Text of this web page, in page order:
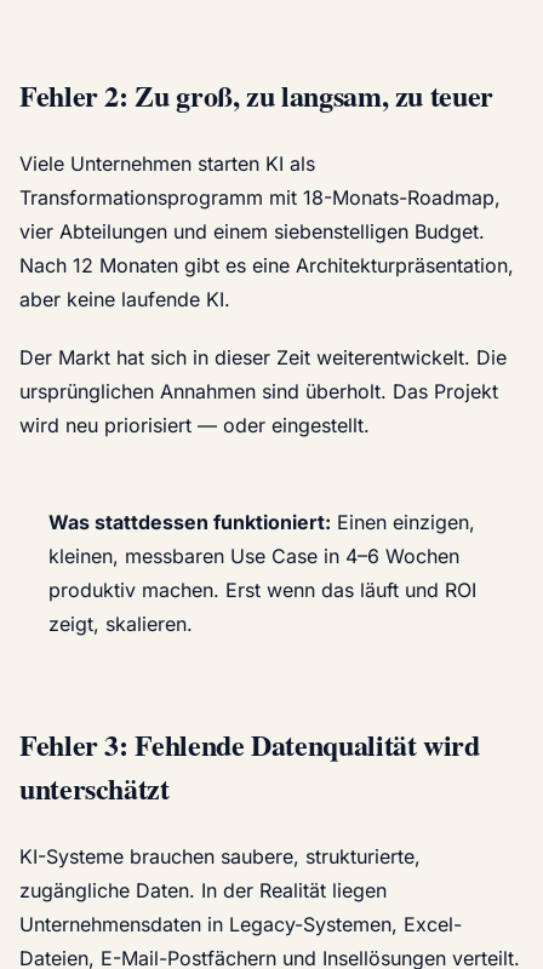
Fehler 2: Zu groß, zu langsam, zu teuer
Viele Unternehmen starten KI als
Transformationsprogramm mit 18-Monats-Roadmap,
vier Abteilungen und einem siebenstelligen Budget.
Nach 12 Monaten gibt es eine Architekturpräsentation,
aber keine laufende KI.
Der Markt hat sich in dieser Zeit weiterentwickelt. Die
ursprünglichen Annahmen sind überholt. Das Projekt
wird neu priorisiert — oder eingestellt.
Was stattdessen funktioniert: Einen einzigen,
kleinen, messbaren Use Case in 4–6 Wochen
produktiv machen. Erst wenn das läuft und ROI
zeigt, skalieren.
Fehler 3: Fehlende Datenqualität wird
unterschätzt
KI-Systeme brauchen saubere, strukturierte,
zugängliche Daten. In der Realität liegen
Unternehmensdaten in Legacy-Systemen, Excel-
Dateien, E-Mail-Postfächern und Insellösungen verteilt.